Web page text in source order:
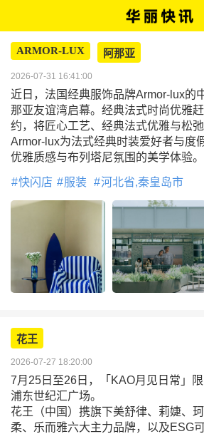
ARMOR-LUX 阿那亚
2026-07-31 16:41:00
近日，法国经典服饰品牌Armor-lux的
那亚友谊湾启幕。经典法式时尚优雅
约，将匠心工艺、经典法式优雅与松弛
Armor-lux为法式经典时装爱好者与度
优雅质感与布列塔尼氛围的美学体验。
快闪店 服装 河北省,秦皇岛市
花王
2026-07-27 18:20:00
7月25日至26日，「KAO月见日常」
浦东世纪汇广场。
花王（中国）携旗下美舒律、莉婕、
柔、乐而雅六大主力品牌，以及ESG